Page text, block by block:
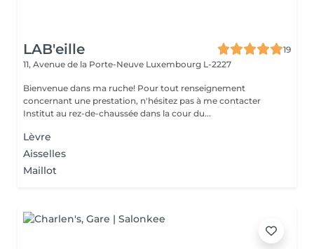
LAB'eille
19
11, Avenue de la Porte-Neuve Luxembourg L-2227
Bienvenue dans ma ruche! Pour tout renseignement
concernant une prestation, n'hésitez pas à me contacter
Institut au rez-de-chaussée dans la cour du...
Lèvre
Aisselles
Maillot